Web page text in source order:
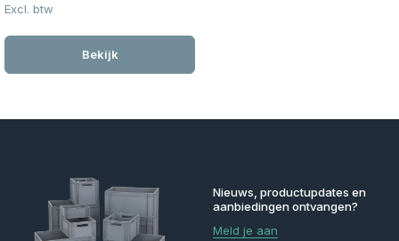
Excl. btw
Bekijk
Nieuws, productupdates en
aanbiedingen ontvangen?
Meld je aan